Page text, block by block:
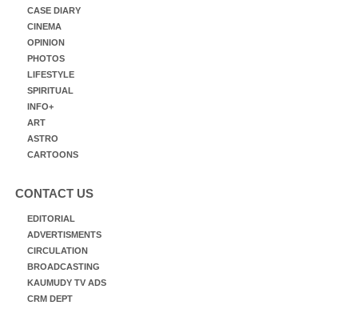
CASE DIARY
CINEMA
OPINION
PHOTOS
LIFESTYLE
SPIRITUAL
INFO+
ART
ASTRO
CARTOONS
CONTACT US
EDITORIAL
ADVERTISMENTS
CIRCULATION
BROADCASTING
KAUMUDY TV ADS
CRM DEPT